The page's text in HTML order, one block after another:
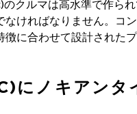
クルマは高水準で作ら
ければなりません。コ
に合わせて設計された
にノキアンタ